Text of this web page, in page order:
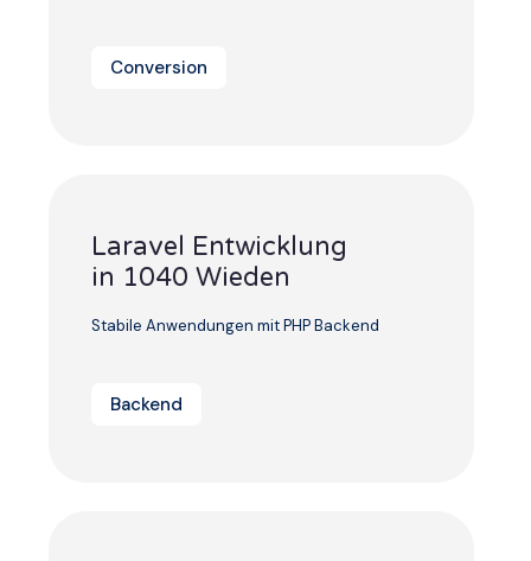
Conversion
Laravel Entwicklung
in 1040 Wieden
Stabile Anwendungen mit PHP Backend
Backend